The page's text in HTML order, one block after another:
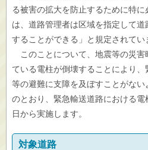
る被害の拡大を防止するために特
は、道路管理者は区域を指定して
することができる」と規定されてい
このことについて、地震等の災害
ている電柱が倒壊することにより
等の避難に支障を及ぼすことがな
のとおり、緊急輸送道路における
日から実施します。
対象道路